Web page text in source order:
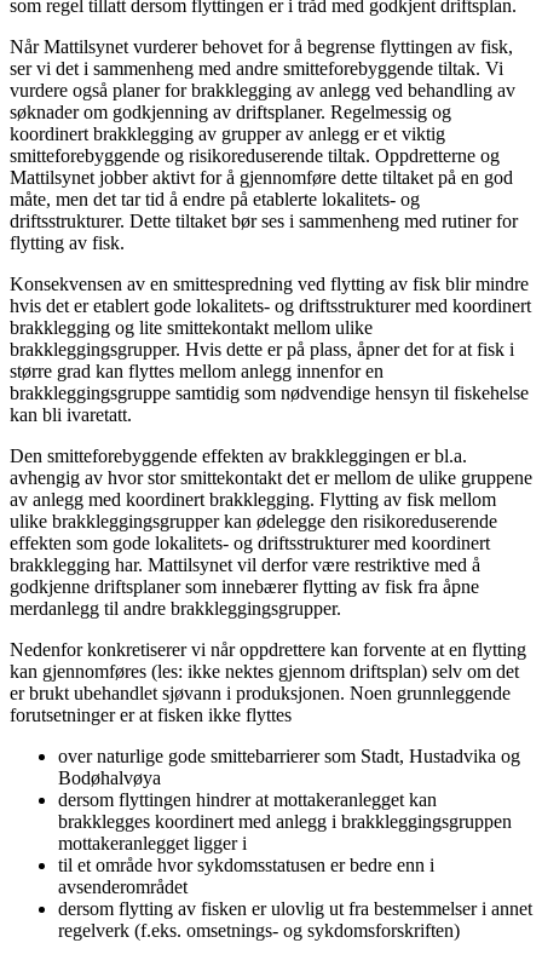
som regel tillatt dersom flyttingen er i tråd med godkjent driftsplan.
Når Mattilsynet vurderer behovet for å begrense flyttingen av fisk,
ser vi det i sammenheng med andre smitteforebyggende tiltak. Vi
vurdere også planer for brakklegging av anlegg ved behandling av
søknader om godkjenning av driftsplaner. Regelmessig og
koordinert brakklegging av grupper av anlegg er et viktig
smitteforebyggende og risikoreduserende tiltak. Oppdretterne og
Mattilsynet jobber aktivt for å gjennomføre dette tiltaket på en god
måte, men det tar tid å endre på etablerte lokalitets- og
driftsstrukturer. Dette tiltaket bør ses i sammenheng med rutiner for
flytting av fisk.
Konsekvensen av en smittespredning ved flytting av fisk blir mindre
hvis det er etablert gode lokalitets- og driftsstrukturer med koordinert
brakklegging og lite smittekontakt mellom ulike
brakkleggingsgrupper. Hvis dette er på plass, åpner det for at fisk i
større grad kan flyttes mellom anlegg innenfor en
brakkleggingsgruppe samtidig som nødvendige hensyn til fiskehelse
kan bli ivaretatt.
Den smitteforebyggende effekten av brakkleggingen er bl.a.
avhengig av hvor stor smittekontakt det er mellom de ulike gruppene
av anlegg med koordinert brakklegging. Flytting av fisk mellom
ulike brakkleggingsgrupper kan ødelegge den risikoreduserende
effekten som gode lokalitets- og driftsstrukturer med koordinert
brakklegging har. Mattilsynet vil derfor være restriktive med å
godkjenne driftsplaner som innebærer flytting av fisk fra åpne
merdanlegg til andre brakkleggingsgrupper.
Nedenfor konkretiserer vi når oppdrettere kan forvente at en flytting
kan gjennomføres (les: ikke nektes gjennom driftsplan) selv om det
er brukt ubehandlet sjøvann i produksjonen. Noen grunnleggende
forutsetninger er at fisken ikke flyttes
over naturlige gode smittebarrierer som Stadt, Hustadvika og
Bodøhalvøya
dersom flyttingen hindrer at mottakeranlegget kan
brakklegges koordinert med anlegg i brakkleggingsgruppen
mottakeranlegget ligger i
til et område hvor sykdomsstatusen er bedre enn i
avsenderområdet
dersom flytting av fisken er ulovlig ut fra bestemmelser i annet
regelverk (f.eks. omsetnings- og sykdomsforskriften)